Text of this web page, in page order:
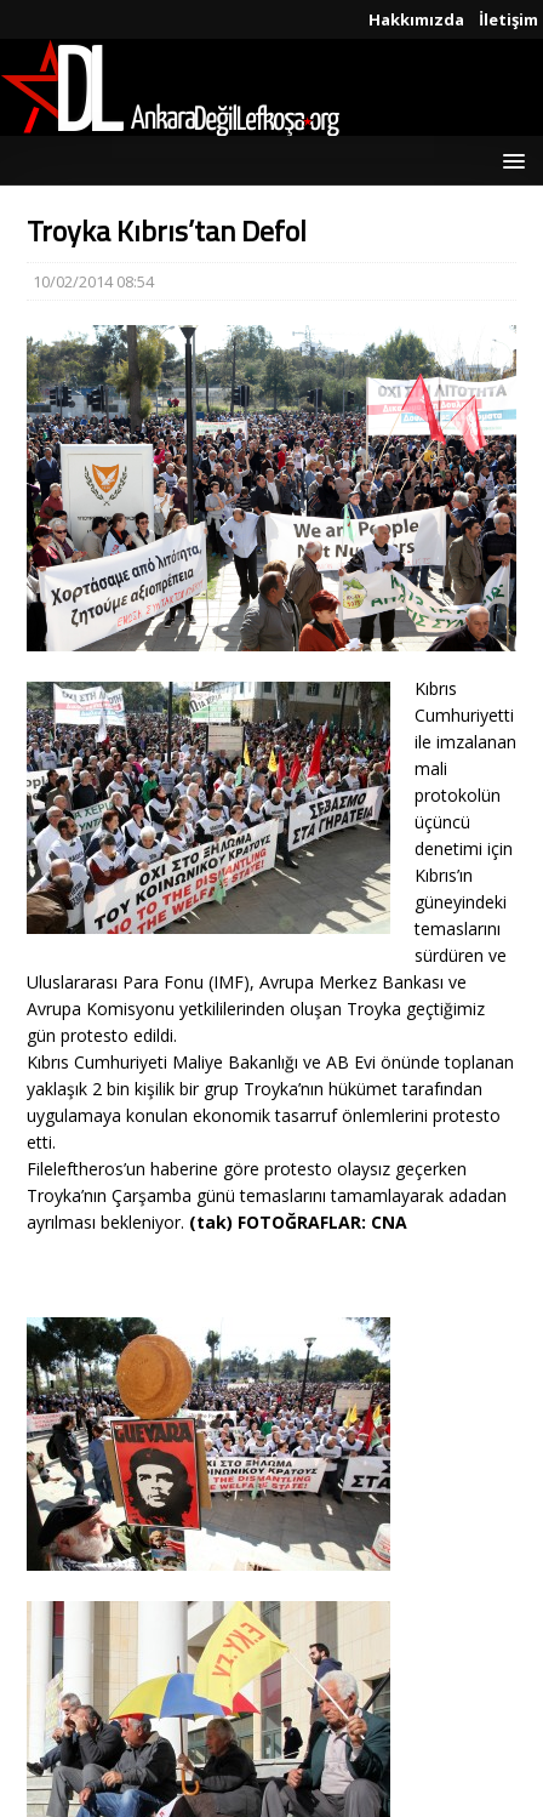
Hakkımızda İletişim
Troyka Kıbrıs’tan Defol
10/02/2014 08:54
Kıbrıs
Cumhuriyetti
ile imzalanan
mali
protokolün
üçüncü
denetimi için
Kıbrıs’ın
güneyindeki
temaslarını
sürdüren ve
Uluslararası Para Fonu (IMF), Avrupa Merkez Bankası ve
Avrupa Komisyonu yetkililerinden oluşan Troyka geçtiğimiz
gün protesto edildi.
Kıbrıs Cumhuriyeti Maliye Bakanlığı ve AB Evi önünde toplanan
yaklaşık 2 bin kişilik bir grup Troyka’nın hükümet tarafından
uygulamaya konulan ekonomik tasarruf önlemlerini protesto
etti.
Fileleftheros’un haberine göre protesto olaysız geçerken
Troyka’nın Çarşamba günü temaslarını tamamlayarak adadan
ayrılması bekleniyor. (tak) FOTOĞRAFLAR: CNA